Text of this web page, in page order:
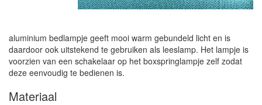
aluminium bedlampje geeft mooi warm gebundeld licht en is
daardoor ook uitstekend te gebruiken als leeslamp. Het lampje is
voorzien van een schakelaar op het boxspringlampje zelf zodat
deze eenvoudig te bedienen is.
Materiaal